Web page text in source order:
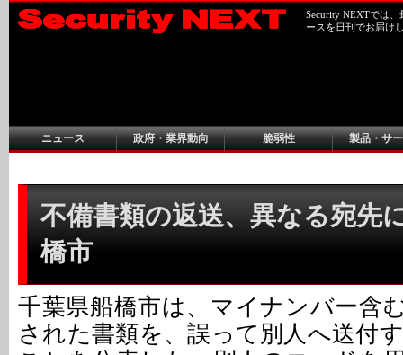
Security NEXTでは
ースを日刊でお届け
ニュース 政府・業界動向 脆弱性 製品・サ
不備書類の返送、異なる宛先
橋市
千葉県船橋市は、マイナンバー含
された書類を、誤って別人へ送付